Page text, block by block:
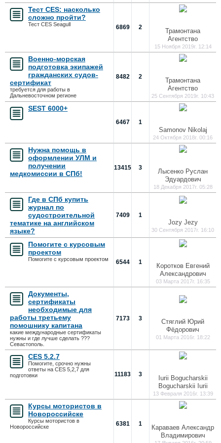
Тест CES: насколько
сложно пройти?
Тест CES Seagull 6869 2
Трамонтана
Агентство
15 Ноября 2019г. 12:14
Военно-морская
подготовка экипажей
гражданских судов-
сертификат
требуется для работы в
Дальневосточном регионе
8482 2
Трамонтана
Агентство
25 Сентября 2019г. 10:43
SEST 6000+
6467 1
Samonov Nikolaj
24 Октября 2018г. 00:16
Нужна помощь в
оформлении УЛМ и
получении
медкомиссии в СПб!
13415 3
Лысенко Руслан
Эдуардович
18 Декабря 2017г. 05:28
Где в СПб купить
журнал по
судостроительной
тематике на английском
языке?
7409 1
Jozy Jezy
30 Сентября 2017г. 16:10
Помогите с курсовым
проектом
Помогите с курсовым проектом 6544 1
Коротков Евгений
Александрович
03 Марта 2017г. 16:35
Документы,
сертификаты
необходимые для
работы третьему
помошнику капитана
какие международные сертификаты
нужны и где лучше сделать ???
Севастополь.
7173 3
Стяглий Юрий
Фёдорович
01 Марта 2016г. 18:22
CES 5.2.7
Помогите, срочно нужны
ответы на CES 5,2,7 для
подготовки
11183 3
Iurii Bogucharskii
Bogucharskii Iurii
13 Февраля 2016г. 13:39
Курсы мотористов в
Новороссийске
Курсы мотористов в
Новороссийске
6381 1
Караваев Александр
Владимирович